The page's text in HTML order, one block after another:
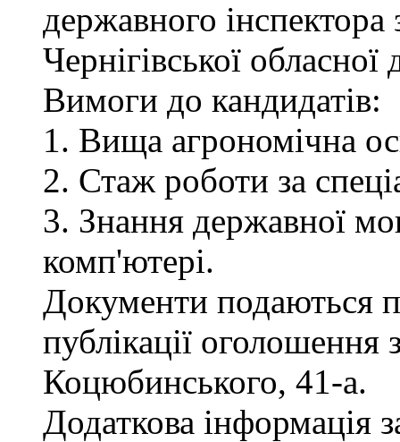
державного інспектора
Чернігівської обласної
Вимоги до кандидатів:
1. Вища агрономічна
2. Стаж роботи за
3. Знання державної
комп'ютері.
Документи подаються
публікації оголошення
Коцюбинського, 41-а.
Додаткова інформація